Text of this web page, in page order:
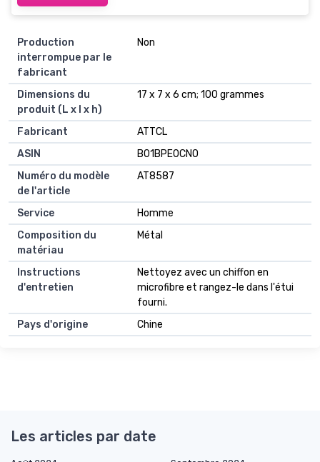
Production
interrompue par le
fabricant
Non
Dimensions du
produit (L x l x h)
17 x 7 x 6 cm; 100 grammes
Fabricant
ATTCL
ASIN
B01BPE0CNO
Numéro du modèle
de l'article
AT8587
Service
Homme
Composition du
matériau
Métal
Instructions
d'entretien
Nettoyez avec un chiffon en
microfibre et rangez-le dans l'étui
fourni.
Pays d'origine
Chine
Les articles par date